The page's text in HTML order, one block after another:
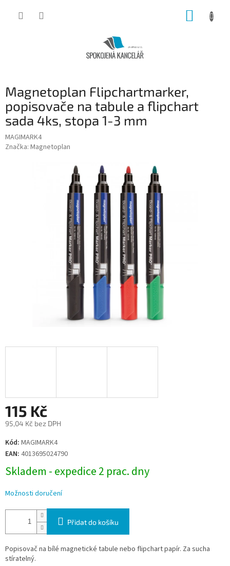
Magnetoplan Flipchartmarker,
popisovače na tabule a flipchart
sada 4ks, stopa 1-3 mm
MAGIMARK4
Značka: Magnetoplan
115 Kč
95,04 Kč bez DPH
Měrná
cena:
Kód: MAGIMARK4
EAN: 4013695024790
Skladem - expedice 2 prac. dny
Možnosti doručení
Přidat do košíku
Popisovač na bílé magnetické tabule nebo flipchart papír. Za sucha
stíratelný.